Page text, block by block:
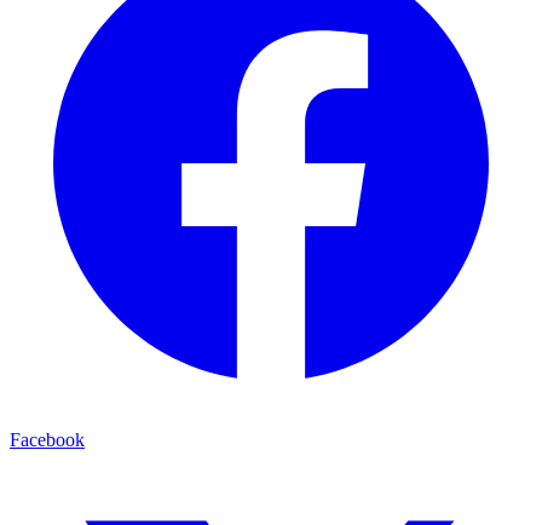
Facebook